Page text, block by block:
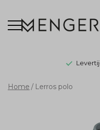
Lerros
Home Lerros polo